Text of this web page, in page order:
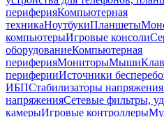
периферияКомпьютерная
техникаНоутбукиПланшеты
компьютерыИгровые консоли
оборудованиеКомпьютерная
периферияМониторыМыши
периферииИсточники
ИБПСтабилизаторы напряжения
напряженияСетевые фильтры,
камерыИгровые контроллеры